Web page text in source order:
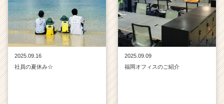
2025.09.16
社員の夏休み☆
2025.09.09
福岡オフィスのご紹介